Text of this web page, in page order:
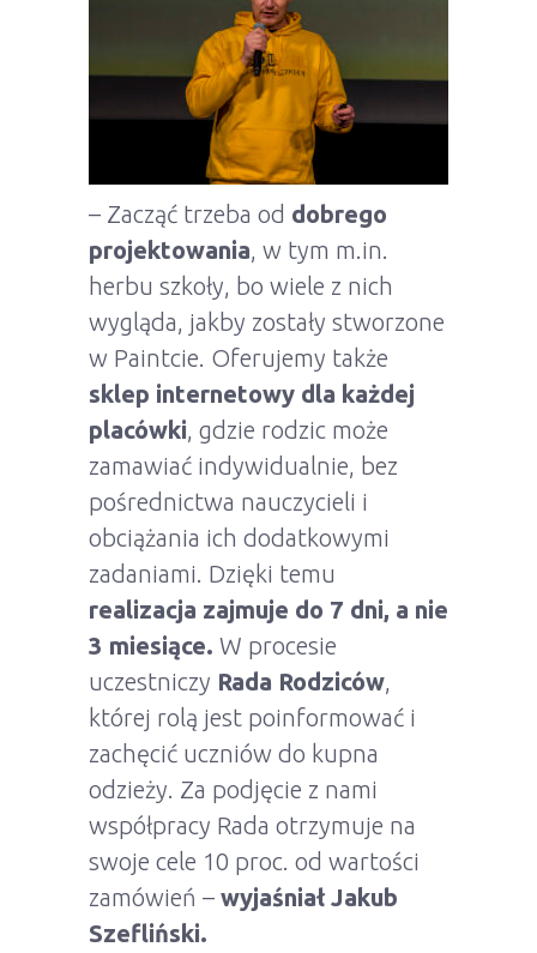
– Zacząć trzeba od dobrego
projektowania, w tym m.in.
herbu szkoły, bo wiele z nich
wygląda, jakby zostały stworzone
w Paintcie. Oferujemy także
sklep internetowy dla każdej
placówki, gdzie rodzic może
zamawiać indywidualnie, bez
pośrednictwa nauczycieli i
obciążania ich dodatkowymi
zadaniami. Dzięki temu
realizacja zajmuje do 7 dni, a nie
3 miesiące. W procesie
uczestniczy Rada Rodziców,
której rolą jest poinformować i
zachęcić uczniów do kupna
odzieży. Za podjęcie z nami
współpracy Rada otrzymuje na
swoje cele 10 proc. od wartości
zamówień – wyjaśniał Jakub
Szefliński.